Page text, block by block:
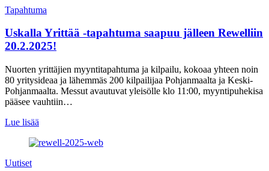
Tapahtuma
Uskalla Yrittää -tapahtuma saapuu jälleen Rewelliin
20.2.2025!
Nuorten yrittäjien myyntitapahtuma ja kilpailu, kokoaa yhteen noin
80 yritysideaa ja lähemmäs 200 kilpailijaa Pohjanmaalta ja Keski-
Pohjanmaalta. Messut avautuvat yleisölle klo 11:00, myyntipuhekisa
pääsee vauhtiin…
Lue lisää
Uutiset